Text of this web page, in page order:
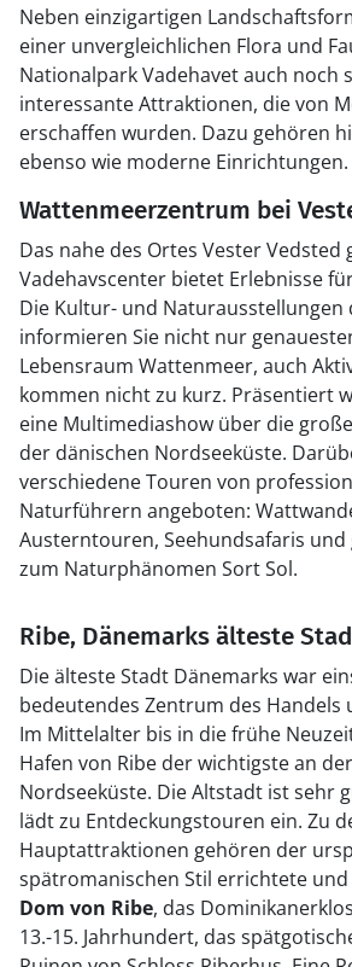
Neben einzigartigen
einer unvergleichlichen Flora und
Nationalpark Vadehavet auch noch
interessante Attraktionen, die von
erschaffen wurden. Dazu gehören
ebenso wie moderne Einrichtungen.
Wattenmeerzentrum bei
Das nahe des Ortes Vester Vedsted
Vadehavscenter bietet Erlebnisse
Die Kultur- und Naturausstellungen
informieren Sie nicht nur
Lebensraum Wattenmeer, auch
kommen nicht zu kurz. Präsentiert
eine Multimediashow über die
der dänischen Nordseeküste.
verschiedene Touren von
Naturführern angeboten:
Austerntouren, Seehundsafaris
zum Naturphänomen Sort Sol.
Ribe, Dänemarks älteste
Die älteste Stadt Dänemarks war
bedeutendes Zentrum des Handels
Im Mittelalter bis in die frühe
Hafen von Ribe der wichtigste an
Nordseeküste. Die Altstadt ist sehr
lädt zu Entdeckungstouren ein. Zu
Hauptattraktionen gehören der
spätromanischen Stil errichtete
Dom von Ribe, das
13.-15. Jahrhundert, das